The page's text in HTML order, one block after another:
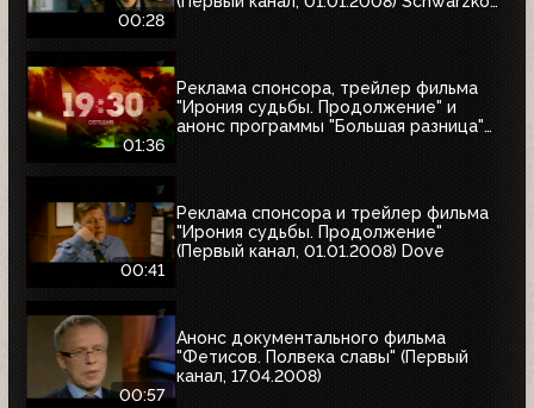
00:28
01:36
Реклама спонсора, трейлер фильма
"Ирония судьбы. Продолжение" и
анонс программы "Большая разница"
00:41
Реклама спонсора и трейлер фильма
"Ирония судьбы. Продолжение"
(Первый канал, 01.01.2008) Dove
00:57
Анонс документального фильма
"Фетисов. Полвека славы" (Первый
канал, 17.04.2008)